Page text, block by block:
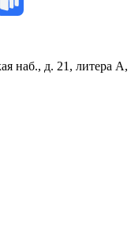
наб., д. 21, литера А,